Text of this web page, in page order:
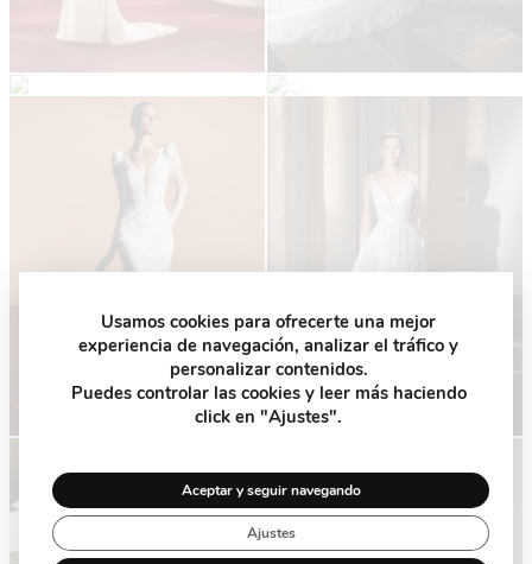
-50%
Usamos cookies para ofrecerte una mejor
experiencia de navegación, analizar el tráfico y
personalizar contenidos.
Puedes controlar las cookies y leer más haciendo
click en "Ajustes".
Aceptar y seguir navegando
Ajustes